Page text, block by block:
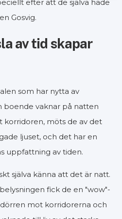
efter att de själva hade
Gosvig.
av tid skapar
som har nytta av
boende vaknar på natten
möts de av det
ljuset, och det har en
uppfattning av tiden.
själva känna att det är natt.
fick de en "wow"-
mot korridorerna och